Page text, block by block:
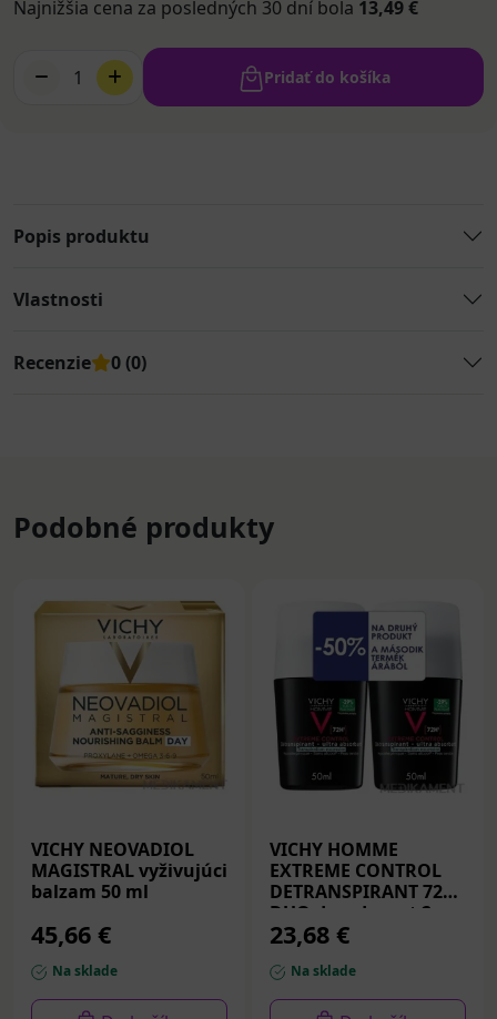
Najnižšia cena za posledných 30 dní bola 13,49 €
1 Pridať do košíka
Popis produktu
Vlastnosti
Recenzie 0 (0)
Podobné produkty
VICHY NEOVADIOL
MAGISTRAL vyživujúci
balzam 50 ml
45,66 €
Na sklade
VICHY HOMME
EXTREME CONTROL
DETRANSPIRANT 72H
DUO dezodorant 2 x
50 ml
23,68 €
Na sklade